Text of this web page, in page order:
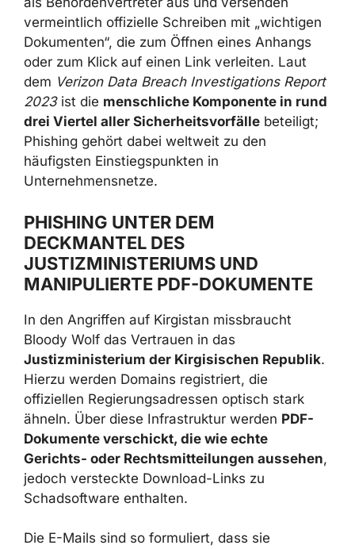
Im Zentrum steht weiterhinPhishing als
primärer Angriffsvektor: Die Täter geben
sich als Behördenvertreter aus und versenden
vermeintlich offizielle Schreiben mit
„wichtigen Dokumenten“, die zum Öffnen
eines Anhangs oder zum Klick auf einen Link
verleiten. Laut demVerizon Data Breach
Investigations Report 2023ist die
menschliche Komponente in rund drei
Phishing gehört dabei weltweit zu den
häufigsten Einstiegspunkten in
Unternehmensnetze.
DECKMANTEL DES
JUSTIZMINISTERIUMS UND
MANIPULIERTE PDF-DOKUMENTE
In den Angriffen auf Kirgistan missbraucht
Bloody Wolf das Vertrauen in das
Justizministerium der Kirgisischen
Republik. Hierzu werden Domains registriert,
die offiziellen Regierungsadressen optisch
stark ähneln. Über diese Infrastruktur werden
Gerichts- oder Rechtsmitteilungen